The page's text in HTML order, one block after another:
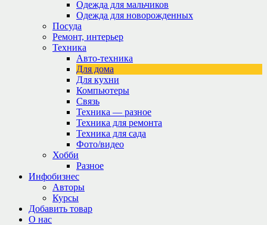
Одежда для мальчиков
Одежда для новорожденных
Посуда
Ремонт, интерьер
Техника
Авто-техника
Для дома
Для кухни
Компьютеры
Связь
Техника — разное
Техника для ремонта
Техника для сада
Фото/видео
Хобби
Разное
Инфобизнес
Авторы
Курсы
Добавить товар
О нас